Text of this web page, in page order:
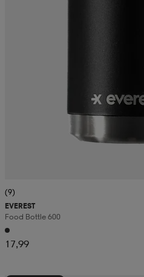
(9)
EVEREST
Food Bottle 600
17,99